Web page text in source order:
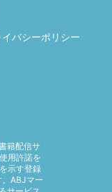
イバシーポリシー
籍配信サ
用許諾を
示す登録
ABJマー